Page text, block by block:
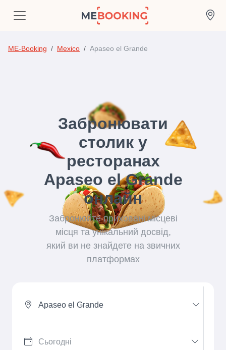
ME-Booking Mexico Apaseo el Grande
Забронювати
столик у
ресторанах
Apaseo el Grande
онлайн
Забронюйте приховані місцеві
місця та унікальний досвід,
який ви не знайдете на звичних
платформах
Apaseo el Grande